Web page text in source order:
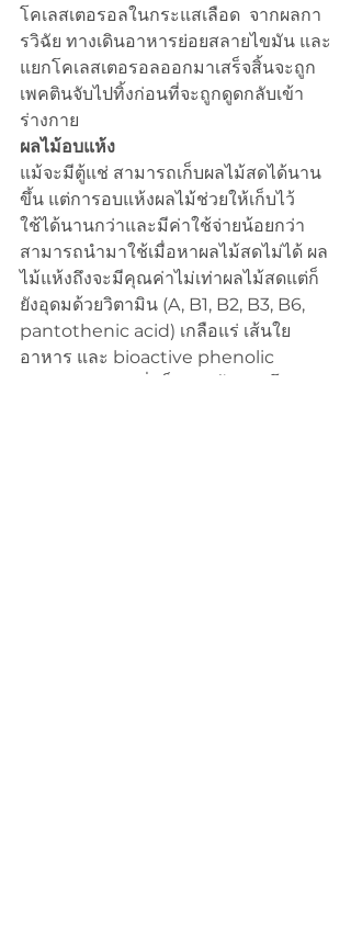
โคเลสเตอรอลในกระแสเลือด  จากผลกา
รวิฉัย ทางเดินอาหารย่อยสลายไขมัน และ
แยกโคเลสเตอรอลออกมาเสร็จสิ้นจะถูก
เพคตินจับไปทิ้งก่อนที่จะถูกดูดกลับเข้า
ร่างกาย
ผลไม้อบแห้ง
แม้จะมีตู้แช่ สามารถเก็บผลไม้สดได้นาน
ขึ้น แต่การอบแห้งผลไม้ช่วยให้เก็บไว้
ใช้ได้นานกว่าและมีค่าใช้จ่ายน้อยกว่า
สามารถนำมาใช้เมื่อหาผลไม้สดไม่ได้ ผล
ไม้แห้งถึงจะมีคุณค่าไม่เท่าผลไม้สดแต่ก็
ยังอุดมด้วยวิตามิน (A, B1, B2, B3, B6,
pantothenic acid) เกลือแร่ เส้นใย
อาหาร และ bioactive phenolic